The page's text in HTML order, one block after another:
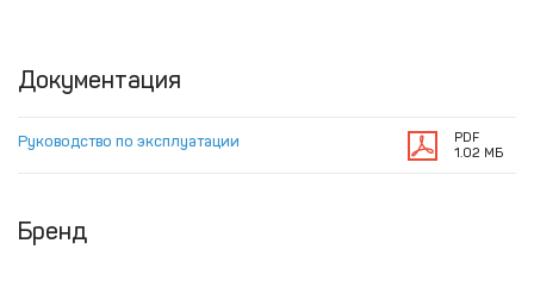
Документация
Руководство по эксплуатации
PDF
1.02 МБ
Бренд